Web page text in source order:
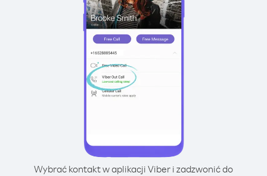
Wybrać kontakt w aplikacji Viber i zadzwonić do